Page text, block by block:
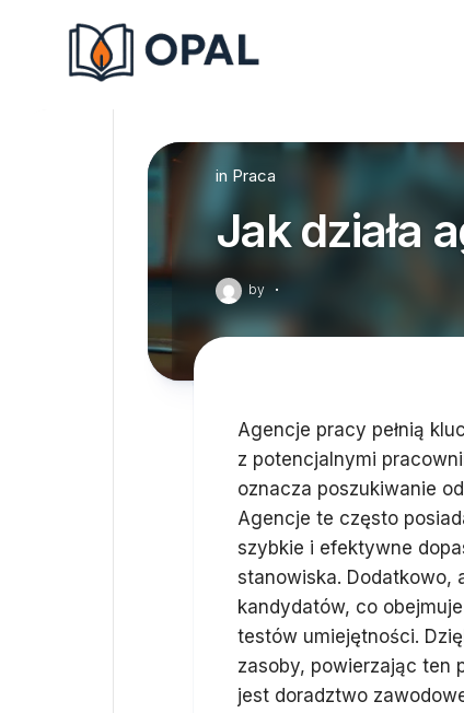
in Praca
Jak działa
by ·
Agencje pracy pełnią
z potencjalnymi
oznacza poszukiwanie
Agencje te często
szybkie i efektywne
stanowiska. Dodatkowo,
kandydatów, co
testów umiejętności.
zasoby, powierzając ten
jest doradztwo